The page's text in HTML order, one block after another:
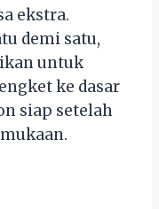
ekstra.
demi satu,
untuk
ke dasar
siap setelah